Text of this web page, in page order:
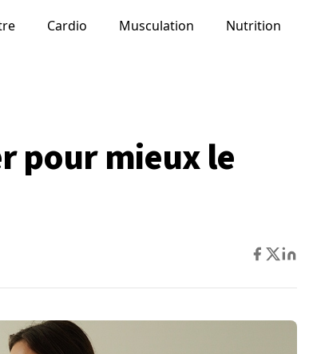
Cardio Musculation Nutrition
pour mieux le